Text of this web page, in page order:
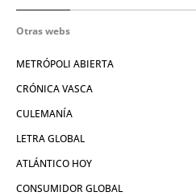
Otras webs
METRÓPOLI ABIERTA
CRÓNICA VASCA
CULEMANÍA
LETRA GLOBAL
ATLÁNTICO HOY
CONSUMIDOR GLOBAL